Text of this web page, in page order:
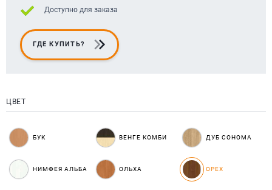
Доступно для заказа
ГДЕ КУПИТЬ?
ЦВЕТ
БУК ВЕНГЕ КОМБИ ДУБ СОНОМА
НИМФЕЯ АЛЬБА ОЛЬХА ОРЕХ